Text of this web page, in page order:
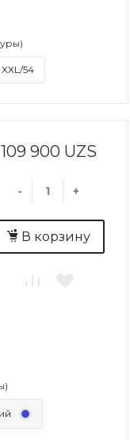
XXL/54
109 900 UZS
- +
В корзину